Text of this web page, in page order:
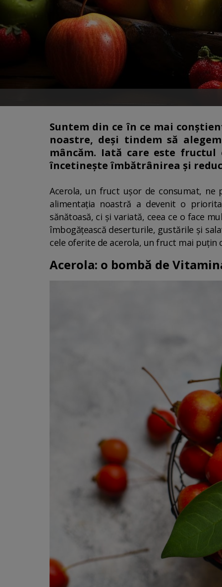
Suntem din ce în ce mai
noastre, deși tindem să
mâncăm. Iată care este
încetinește îmbătrânirea și
Acerola, un fruct ușor de consumat,
alimentația noastră a devenit o
sănătoasă, ci și variată, ceea ce o face
îmbogățească deserturile, gustările și
cele oferite de acerola, un fruct mai puțin
Acerola: o bombă de